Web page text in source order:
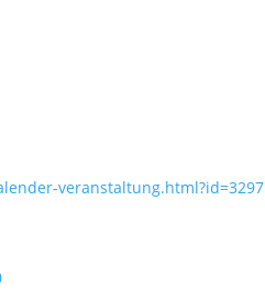
veranstaltung.html?id=3297